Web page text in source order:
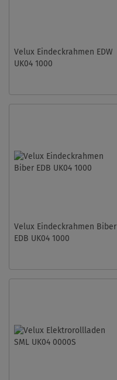
Velux Eindeckrahmen EDW
UK04 1000
Velux Eindeckrahmen Biber
EDB UK04 1000